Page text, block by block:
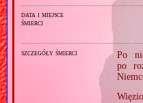
data i miejsce
śmierci
szczegóły śmierci
Po
po